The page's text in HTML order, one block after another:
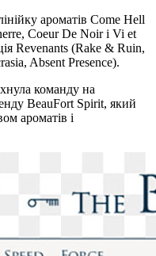
ароматів Come Hell
Coeur De Noir і Vi et
Revenants (Rake & Ruin,
Absent Presence).
команду на
BeauFort Spirit, який
ароматів і